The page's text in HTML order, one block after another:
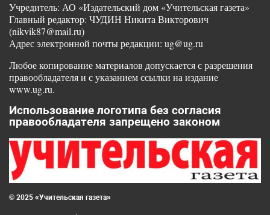
Учредитель: АО «Издательский дом «Учительская газета»
Главный редактор: ЧУДИН Никита Викторович
(nikvik87@mail.ru)
Адрес электронной почты редакции: ug@ug.ru
Любое копирование материалов допускается с разрешения
правообладателя и с указанием ссылки на издание
www.ug.ru.
Использование логотипа без согласия
правообладателя запрещено законом
© 2025 «Учительская газета»